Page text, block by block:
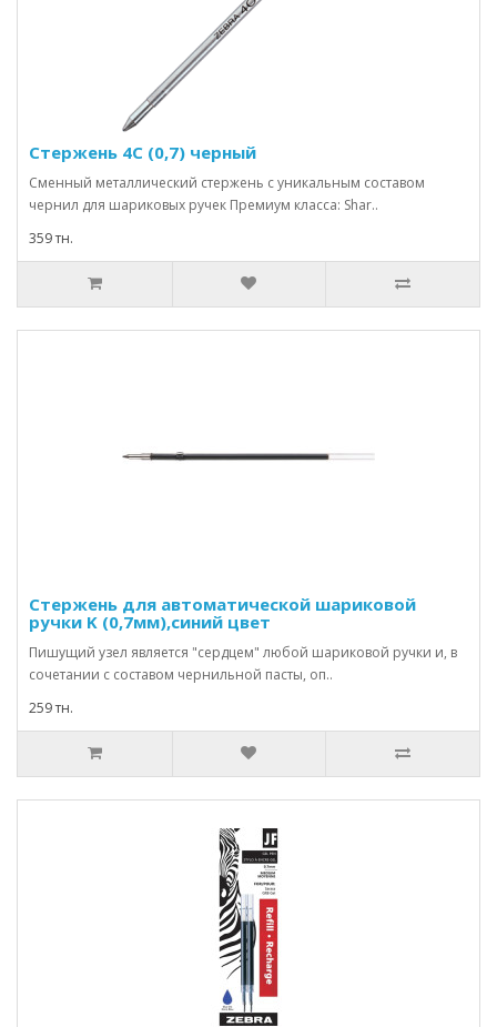
Стержень 4С (0,7) черный
Сменный металлический стержень с уникальным составом
чернил для шариковых ручек Премиум класса: Shar..
359 тн.
Стержень для автоматической шариковой
ручки K (0,7мм),синий цвет
Пишущий узел является "сердцем" любой шариковой ручки и, в
сочетании с составом чернильной пасты, оп..
259 тн.